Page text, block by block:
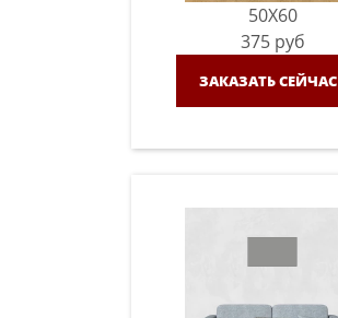
50X60
375 руб
ЗАКАЗАТЬ СЕЙЧАС